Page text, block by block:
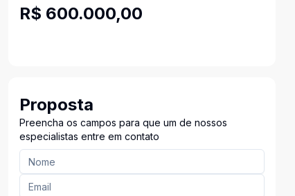
R$ 600.000,00
Proposta
Preencha os campos para que um de nossos
especialistas entre em contato